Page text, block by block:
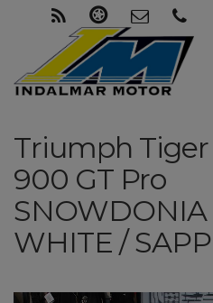
Triumph Tiger
900 GT Pro
SNOWDONIA
WHITE /